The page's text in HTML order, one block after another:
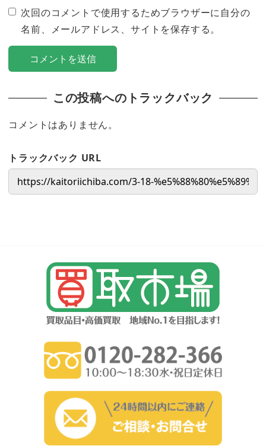
次回のコメントで使用するためブラウザーに自分の
名前、メールアドレス、サイトを保存する。
この投稿へのトラックバック
コメントはありません。
トラックバック URL